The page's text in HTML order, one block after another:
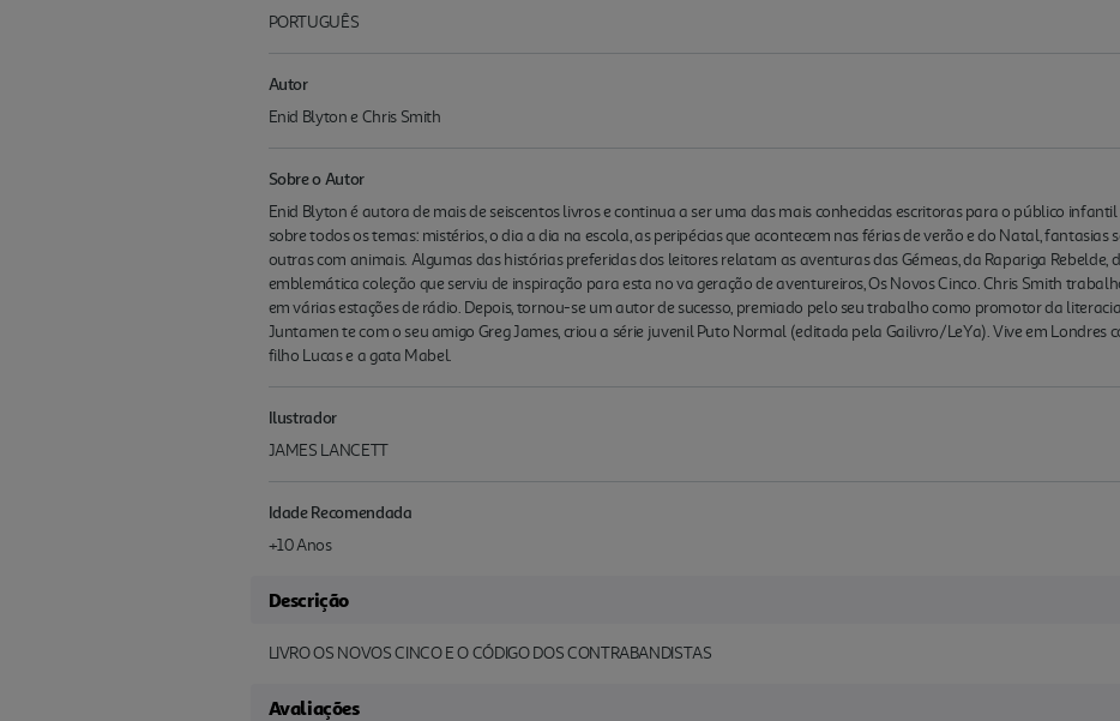
PORTUGUÊS
Autor
Enid Blyton e Chris Smith
Sobre o Autor
Enid Blyton é autora de mais de seiscentos livros e continua a ser uma das mais conhecidas escritoras para o público
sobre todos os temas: mistérios, o dia a dia na escola, as peripécias que acontecem nas férias de verão e do Natal, fantasias
outras com animais. Algumas das histórias preferidas dos leitores relatam as aventuras das Gémeas, da Rapariga Rebelde,
emblemática coleção que serviu de inspiração para esta no va geração de aventureiros, Os Novos Cinco. Chris Smith
em várias estações de rádio. Depois, tornou-se um autor de sucesso, premiado pelo seu trabalho como promotor da
Juntamen te com o seu amigo Greg James, criou a série juvenil Puto Normal (editada pela Gailivro/LeYa). Vive em Londres
filho Lucas e a gata Mabel.
Ilustrador
JAMES LANCETT
Idade Recomendada
+10 Anos
Descrição
LIVRO OS NOVOS CINCO E O CÓDIGO DOS CONTRABANDISTAS
Avaliações